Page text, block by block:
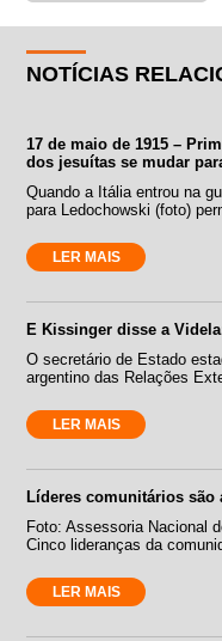
NOTÍCIAS
17 de maio de 1915 –
dos jesuítas se mudar
Quando a Itália entrou na
para Ledochowski (foto)
LER MAIS
E Kissinger disse a
O secretário de Estado
argentino das Relações
LER MAIS
Líderes comunitários são
Foto: Assessoria Nacional
Cinco lideranças da
LER MAIS